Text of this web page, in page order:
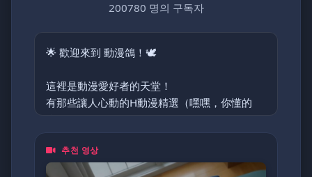
200780 명의 구독자
🌟 歡迎來到 動漫鴿！🕊️
這裡是動漫愛好者的天堂！
有那些讓人心動的H動漫精選（嘿嘿，你懂的
主要分類:
裏番、泡麵番、同人作品、Cosplay
無論你是資深二次元住民，
추천 영상